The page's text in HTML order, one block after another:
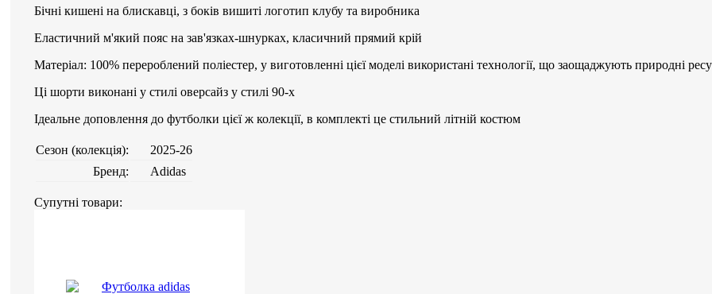
Бічні кишені на блискавці, з боків вишиті логотип клубу та виробника
Еластичний м'який пояс на зав'язках-шнурках, класичний прямий крій
Матеріал: 100% перероблений поліестер, у виготовленні цієї моделі використані технології, що заощаджують природні
Ці шорти виконані у стилі оверсайз у стилі 90-х
Ідеальне доповлення до футболки цієї ж колекції, в комплекті це стильний літній костюм
Сезон (колекція):
2025-26
Бренд:
Adidas
Супутні товари: